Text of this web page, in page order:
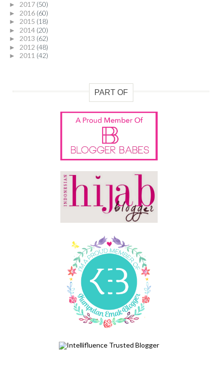
► 2017 (50)
► 2016 (60)
► 2015 (18)
► 2014 (20)
► 2013 (62)
► 2012 (48)
► 2011 (42)
PART OF